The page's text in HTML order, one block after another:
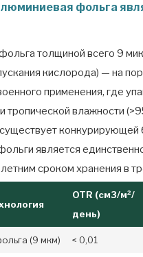
фольга
толщиной всего 9
кислорода) — на
применения, где
тропической влажности
конкурирующей
является
сроком хранения в
OTR (см3/м²/
день)
(9 мкм) < 0,01